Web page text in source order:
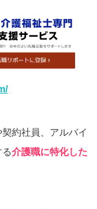
約社員、アルバイ
介護職に特化した